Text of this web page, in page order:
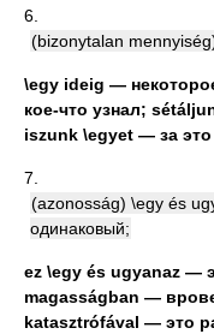
6.
(bizonytalan
\egy ideig —
кое-что узнал;
iszunk \egyet — за
7.
(azonosság) \egy és
одинаковый;
ez \egy és ugyanaz —
magasságban —
katasztrófával — это